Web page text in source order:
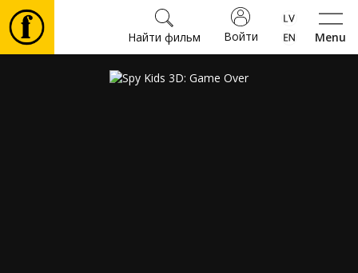
Menu
Войти
Найти фильм